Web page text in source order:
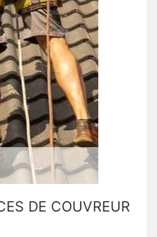
DE COUVREUR